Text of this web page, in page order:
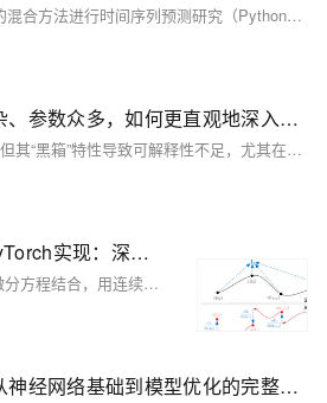
基于 GARCH -LSTM 模型的混合方法进行时间序列预测研究（Python代码实现）
深度学习模型结构复杂、参数众多，如何更直观地深入理解你的模型？
深度学习模型虽应用广泛，但其“黑箱”特性导致可解释性不足，尤其在金融、医疗等敏感领域，模型决策逻辑的透明性至关重要。本文聚焦深度学习可解释性中的可视化分析，介绍模型结构、特征、参数及输入激活的可视化方法，帮助理解模型行为、提升透明度，并推动其在关键领域的安全应用。
Neural ODE原理与PyTorch实现：深度学习模型的自适应深度调节
Neural ODE将神经网络与微分方程结合，用连续思维建模数据演化，突破传统离散层的限制，实现自适应深度与高效连续学习。
深度学习实战指南：从神经网络基础到模型优化的完整攻略